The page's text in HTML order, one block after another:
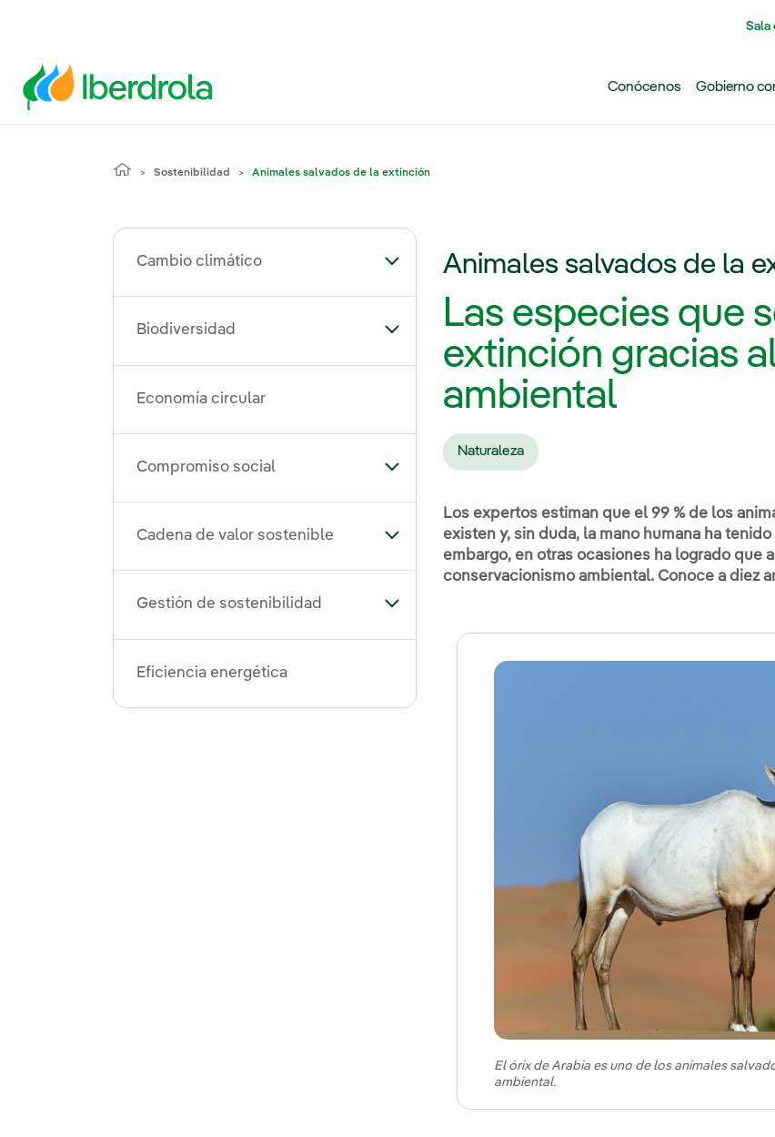
Sala
Conócenos Gobierno
Sostenibilidad Animales salvados de la extinción
Cambio climático Alternar el submenú para Cambio climático
Biodiversidad Alternar el submenú para Biodiversidad
Economía circular
Compromiso social Alternar el submenú para Compromiso social
Cadena de valor sostenible Alternar el submenú para Cadena de valor sostenible
Gestión de sostenibilidad Alternar el submenú para Gestión de sostenibilidad
Eficiencia energética
Animales salvados de la
Las especies que
extinción gracias
ambiental
Naturaleza
Los expertos estiman que el 99 % de los
existen y, sin duda, la mano humana ha
embargo, en otras ocasiones ha logrado que
conservacionismo ambiental. Conoce a diez
El órix de Arabia es uno de los animales
ambiental.